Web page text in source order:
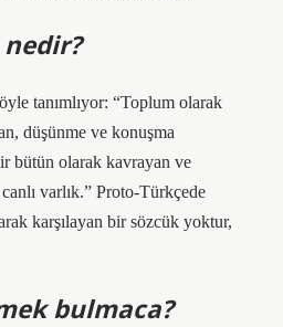
tanımlıyor: “Toplum olarak
düşünme ve konuşma
bütün olarak kavrayan ve
varlık.” Proto-Türkçede
karşılayan bir sözcük yoktur,
bulmaca?